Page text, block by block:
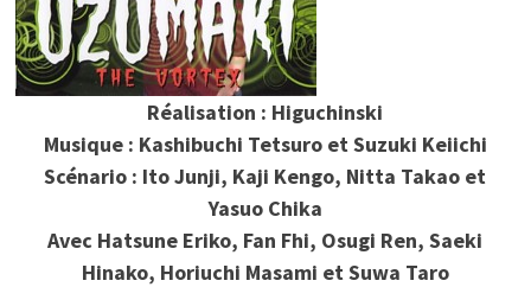
Réalisation : Higuchinski
Musique : Kashibuchi Tetsuro et Suzuki Keiichi
Scénario : Ito Junji, Kaji Kengo, Nitta Takao et
Yasuo Chika
Avec Hatsune Eriko, Fan Fhi, Osugi Ren, Saeki
Hinako, Horiuchi Masami et Suwa Taro